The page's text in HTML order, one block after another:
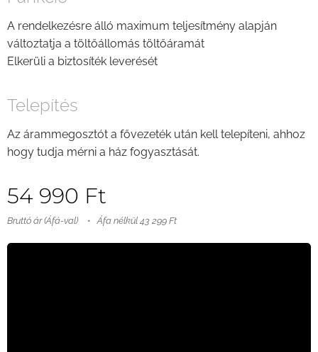
A rendelkezésre álló maximum teljesítmény alapján
változtatja a töltőállomás töltőáramát
Elkerüli a biztosíték leverését
Telepítés
Az árammegosztót a fővezeték után kell telepíteni, ahhoz
hogy tudja mérni a ház fogyasztását.
54 990 Ft
Bruttó ár (Áfá-val) Áfa nélkül 43 299 Ft